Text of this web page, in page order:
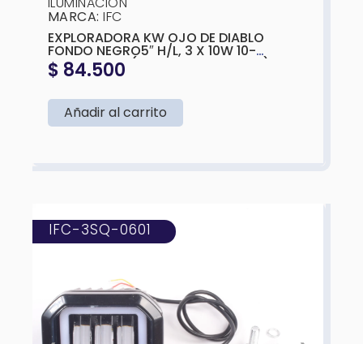
ILUMINACION
MARCA:IFC
EXPLORADORA KW OJO DE DIABLO
FONDO NEGRO5″ H/L, 3 X 10W 10-
30V,BLANCA (BLANCA Y AMARILLA)
165X108X65MM
$84.500
Añadir al carrito
IFC-3SQ-0601